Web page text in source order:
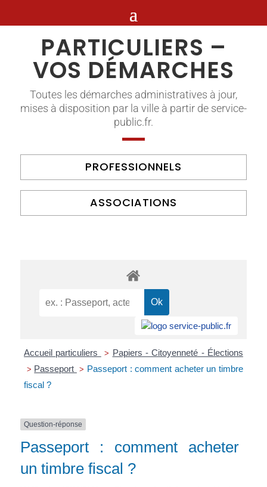
PARTICULIERS –
VOS DÉMARCHES
Toutes les démarches administratives à jour,
mises à disposition par la ville à partir de service-
public.fr.
PROFESSIONNELS
ASSOCIATIONS
Accueil particuliers > Papiers - Citoyenneté - Élections
> Passeport > Passeport : comment acheter un timbre
fiscal ?
Question-réponse
Passeport : comment acheter
un timbre fiscal ?